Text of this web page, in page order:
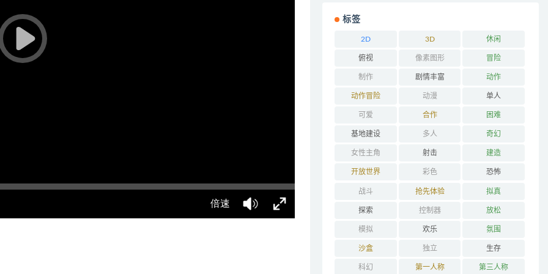
标签
2D 3D 休闲
俯视 像素图形 冒险
制作 剧情丰富 动作
动作冒险 动漫 单人
可爱 合作 困难
基地建设 多人 奇幻
女性主角 射击 建造
开放世界 彩色 恐怖
战斗 抢先体验 拟真
探索 控制器 放松
模拟 欢乐 氛围
沙盒 独立 生存
科幻 第一人称 第三人称